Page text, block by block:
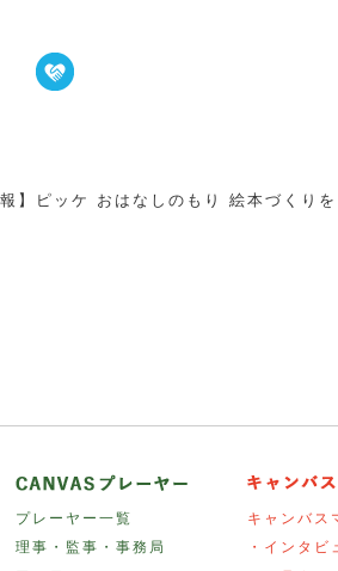
報】ピッケ おはなしのもり 絵本づくり
プレーヤー一覧
理事・監事・事務局
キャンバス
・インタビ